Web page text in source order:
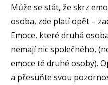
Může se stát, že skrz
osoba, zde platí opět –
Emoce, které druhá
nemají nic společného,
emoce té druhé osoby).
a přesuňte svou